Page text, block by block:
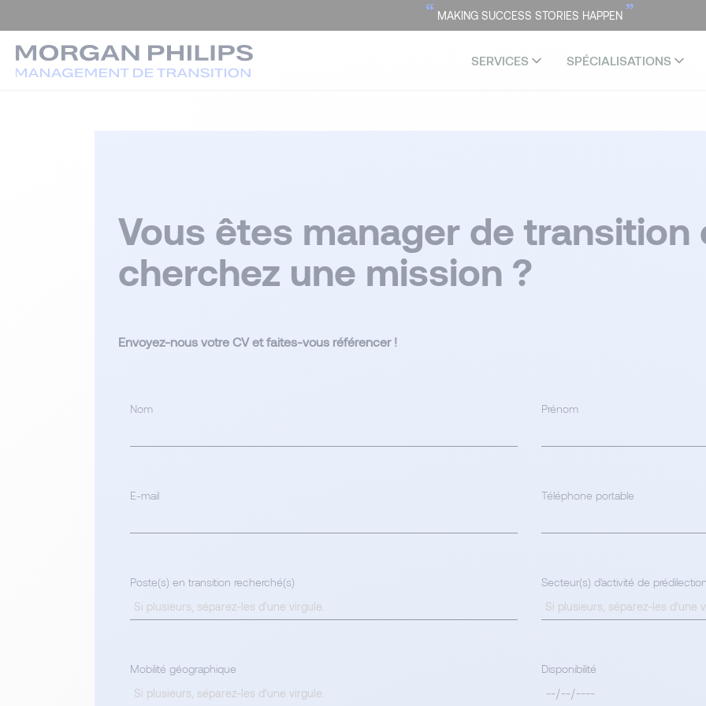
“ MAKING SUCCESS STORIES HAPPEN ”
SERVICES SPÉCIALISATIONS
Vous êtes manager de transition
cherchez une mission ?
Envoyez-nous votre CV et faites-vous référencer !
Nom Prénom
E-mail Téléphone portable
Poste(s) en transition recherché(s) Secteur(s) d'activité de
Mobilité géographique Disponibilité